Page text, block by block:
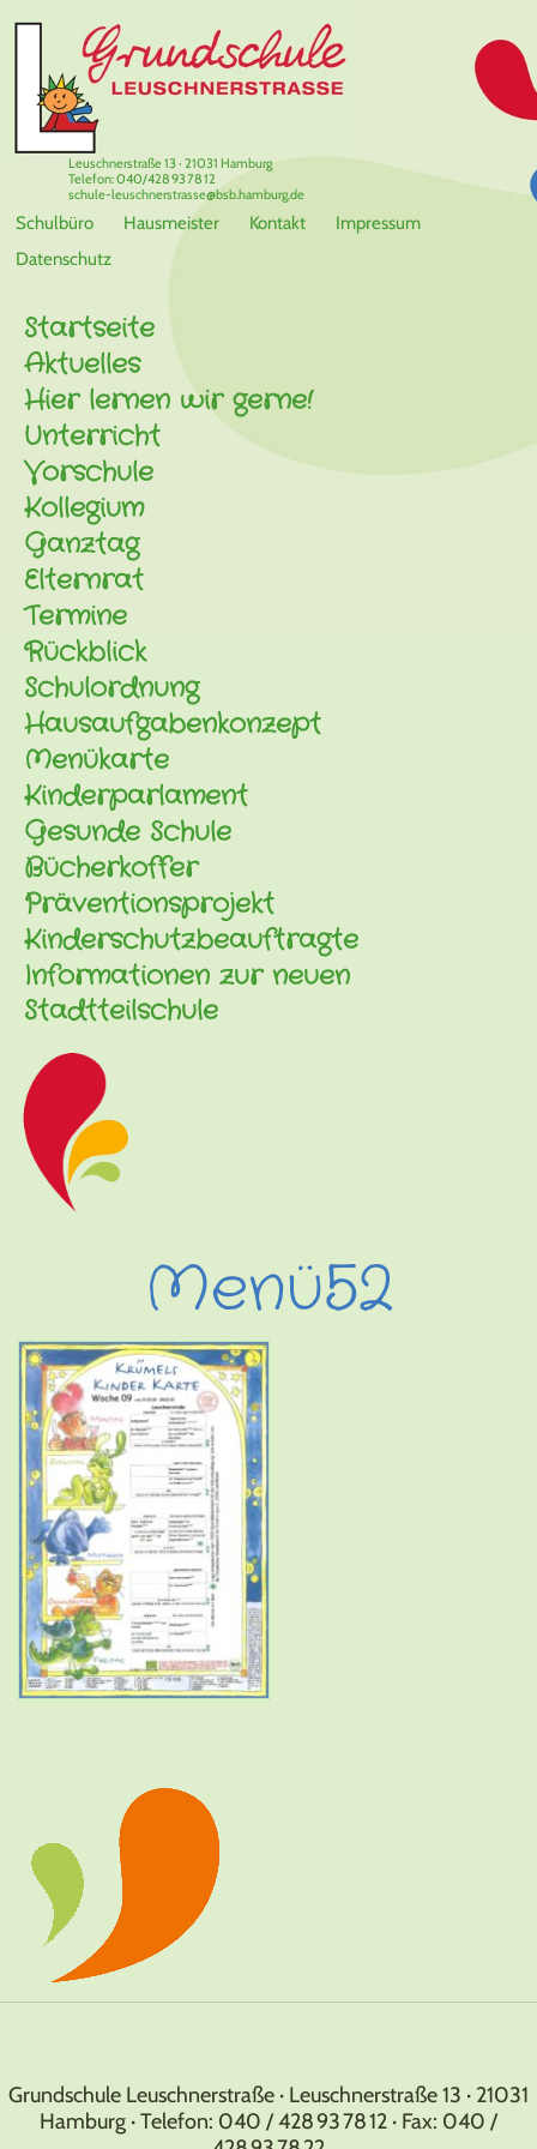
Schulbüro Hausmeister Kontakt
Impressum
Datenschutz
Leuschnerstraße 13 · 21031 Hamburg
Telefon: 040/428 93 78 12
schule-leuschnerstrasse@bsb.hamburg.de
Startseite
Aktuelles
Hier lernen wir gerne!
Unterricht
Vorschule
Kollegium
Ganztag
Elternrat
Termine
Rückblick
Schulordnung
Hausaufgabenkonzept
Menükarte
Kinderparlament
Gesunde Schule
Bücherkoffer
Präventionsprojekt
Kinderschutzbeauftragte
Informationen zur neuen
Stadtteilschule
Menü52
Grundschule Leuschnerstraße · Leuschnerstraße 13 · 21031
Hamburg · Telefon: 040 / 428 93 78 12 · Fax: 040 /